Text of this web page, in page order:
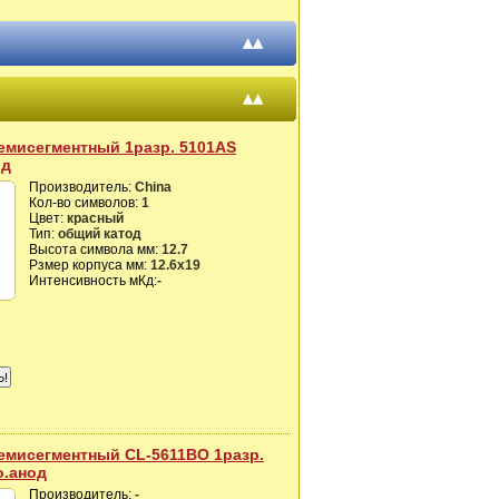
▴▴
▴▴
1разр. 5101AS
Производитель: China
Кол-во символов: 1
Цвет: красный
Тип: общий катод
Высота символа мм: 12.7
Рзмер корпуса мм: 12.6х19
Интенсивность мКд:-
CL-5611BO 1разр.
Производитель: -